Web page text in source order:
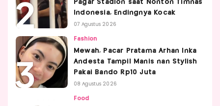
Pagar Stadion saat Nonton Timnas
Indonesia, Endingnya Kocak
07 Agustus 2026
Fashion
Mewah, Pacar Pratama Arhan Inka
Andesta Tampil Manis nan Stylish
Pakai Bando Rp10 Juta
08 Agustus 2026
Food